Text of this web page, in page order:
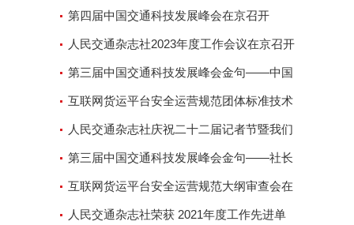
第四届中国交通科技发展峰会在京召开
人民交通杂志社2023年度工作会议在京召开
第三届中国交通科技发展峰会金句——中国
交通运输协会副会长兼秘
互联网货运平台安全运营规范团体标准技术
审查会顺利召开
人民交通杂志社庆祝二十二届记者节暨我们
的故事演讲座谈会
第三届中国交通科技发展峰会金句——社长
郑德岭
互联网货运平台安全运营规范大纲审查会在
京召开
人民交通杂志社荣获 2021年度工作先进单